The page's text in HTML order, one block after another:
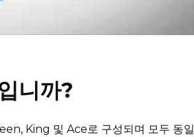
니까?
King 및 Ace로 구성되며 모두 동일